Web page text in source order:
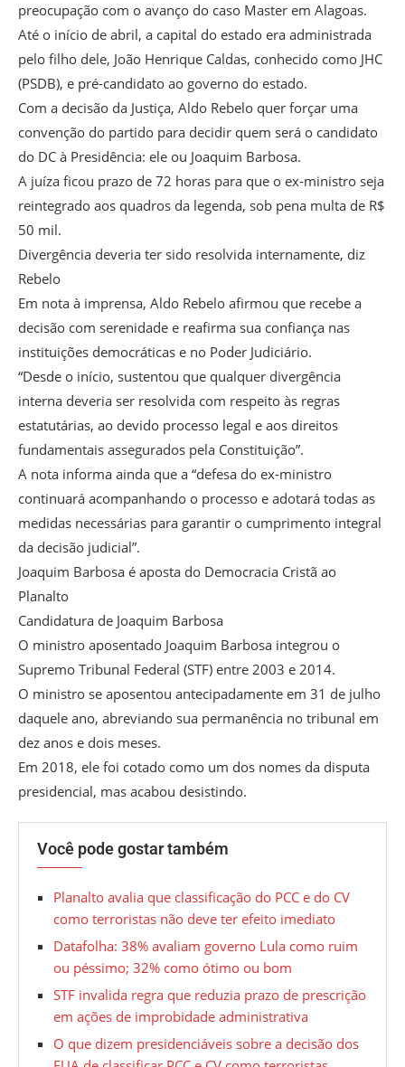
preocupação com o avanço do caso Master em Alagoas.
Até o início de abril, a capital do estado era administrada
pelo filho dele, João Henrique Caldas, conhecido como JHC
(PSDB), e pré-candidato ao governo do estado.
Com a decisão da Justiça, Aldo Rebelo quer forçar uma
convenção do partido para decidir quem será o candidato
do DC à Presidência: ele ou Joaquim Barbosa.
A juíza ficou prazo de 72 horas para que o ex-ministro seja
reintegrado aos quadros da legenda, sob pena multa de R$
50 mil.
Divergência deveria ter sido resolvida internamente, diz
Rebelo
Em nota à imprensa, Aldo Rebelo afirmou que recebe a
decisão com serenidade e reafirma sua confiança nas
instituições democráticas e no Poder Judiciário.
“Desde o início, sustentou que qualquer divergência
interna deveria ser resolvida com respeito às regras
estatutárias, ao devido processo legal e aos direitos
fundamentais assegurados pela Constituição”.
A nota informa ainda que a “defesa do ex-ministro
continuará acompanhando o processo e adotará todas as
medidas necessárias para garantir o cumprimento integral
da decisão judicial”.
Joaquim Barbosa é aposta do Democracia Cristã ao
Planalto
Candidatura de Joaquim Barbosa
O ministro aposentado Joaquim Barbosa integrou o
Supremo Tribunal Federal (STF) entre 2003 e 2014.
O ministro se aposentou antecipadamente em 31 de julho
daquele ano, abreviando sua permanência no tribunal em
dez anos e dois meses.
Em 2018, ele foi cotado como um dos nomes da disputa
presidencial, mas acabou desistindo.
Você pode gostar também
Planalto avalia que classificação do PCC e do CV
como terroristas não deve ter efeito imediato
Datafolha: 38% avaliam governo Lula como ruim
ou péssimo; 32% como ótimo ou bom
STF invalida regra que reduzia prazo de prescrição
em ações de improbidade administrativa
O que dizem presidenciáveis sobre a decisão dos